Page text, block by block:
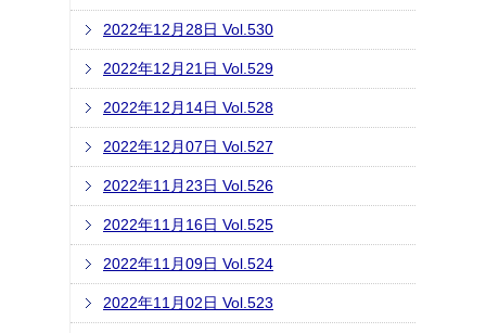
2022年12月28日 Vol.530
2022年12月21日 Vol.529
2022年12月14日 Vol.528
2022年12月07日 Vol.527
2022年11月23日 Vol.526
2022年11月16日 Vol.525
2022年11月09日 Vol.524
2022年11月02日 Vol.523